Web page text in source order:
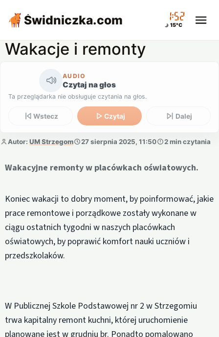
Świdniczka.com 01:52
15°C
Wakacje i remonty
AUDIO
Czytaj na głos
Ta przeglądarka nie obsługuje czytania na głos.
Wstecz Czytaj Dalej
Autor: UM Strzegom 27 sierpnia 2025, 11:50 2 min czytania
Wakacyjne remonty w placówkach oświatowych.
Koniec wakacji to dobry moment, by poinformować, jakie
prace remontowe i porządkowe zostały wykonane w
ciągu ostatnich tygodni w naszych placówkach
oświatowych, by poprawić komfort nauki uczniów i
przedszkolaków.
W Publicznej Szkole Podstawowej nr 2 w Strzegomiu
trwa kapitalny remont kuchni, której uruchomienie
planowane jest w grudniu br. Ponadto pomalowano